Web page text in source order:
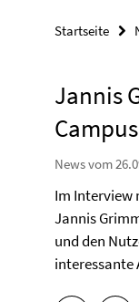
Startseite
Jannis
News vom
Im Interview
Jannis
und den
interessante